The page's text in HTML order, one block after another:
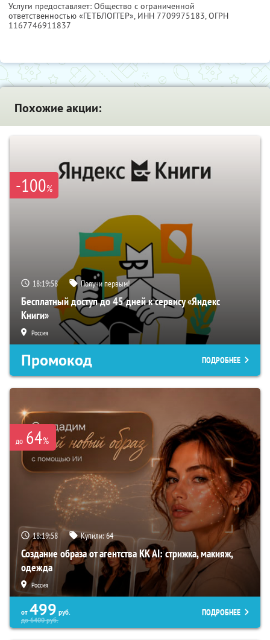
Услуги предоставляет: Общество с ограниченной
ответственностью «ГЕТБЛОГГЕР», ИНН 7709975183, ОГРН
1167746911837
Похожие акции:
-100%
18:19:57 Получи первым!
Бесплатный доступ до 45 дней к сервису «Яндекс
Книги»
Россия
Промокод ПОДРОБНЕЕ
до 64%
18:19:57 Купили:64
Создание образа от агентства KK AI: стрижка, макияж,
одежда
Россия
от 499 руб.
до6400руб.
ПОДРОБНЕЕ